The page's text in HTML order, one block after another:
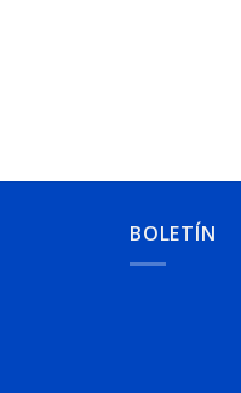
BOLETÍN